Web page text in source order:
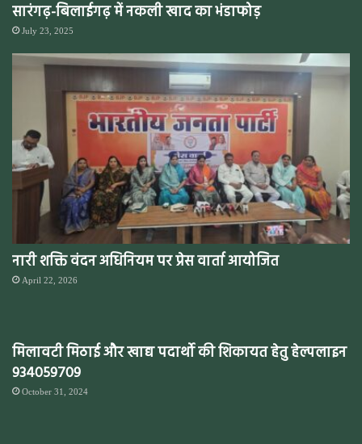
सारंगढ़-बिलाईगढ़ में नकली खाद का भंडाफोड़
July 23, 2025
नारी शक्ति वंदन अधिनियम पर प्रेस वार्ता आयोजित
April 22, 2026
मिलावटी मिठाई और खाद्य पदार्थो की शिकायत हेतु हेल्पलाइन
934059709
October 31, 2024